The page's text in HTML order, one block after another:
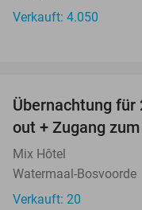
Verkauft: 4.050
Übernachtung für
out + Zugang
Mix Hôtel
Watermaal-Bosvoorde
Verkauft: 20